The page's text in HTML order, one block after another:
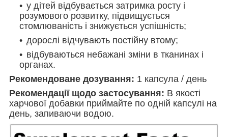
у дітей відбувається затримка росту і
розумового розвитку, підвищується
стомлюваність і знижується успішність;
дорослі відчувають постійну втому;
відбуваються небажані зміни в тканинах і
органах.
Рекомендоване дозування: 1 капсула / день
Рекомендації щодо застосування: В якості
харчової добавки приймайте по одній капсулі на
день, запиваючи водою.